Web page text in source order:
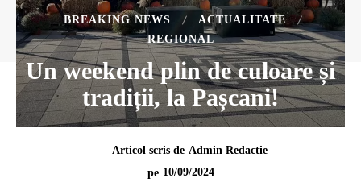
BREAKING NEWS
ACTUALITATE
REGIONAL
Un weekend plin de culoare și
tradiții, la Pașcani!
Articol scris de Admin Redactie
pe 10/09/2024